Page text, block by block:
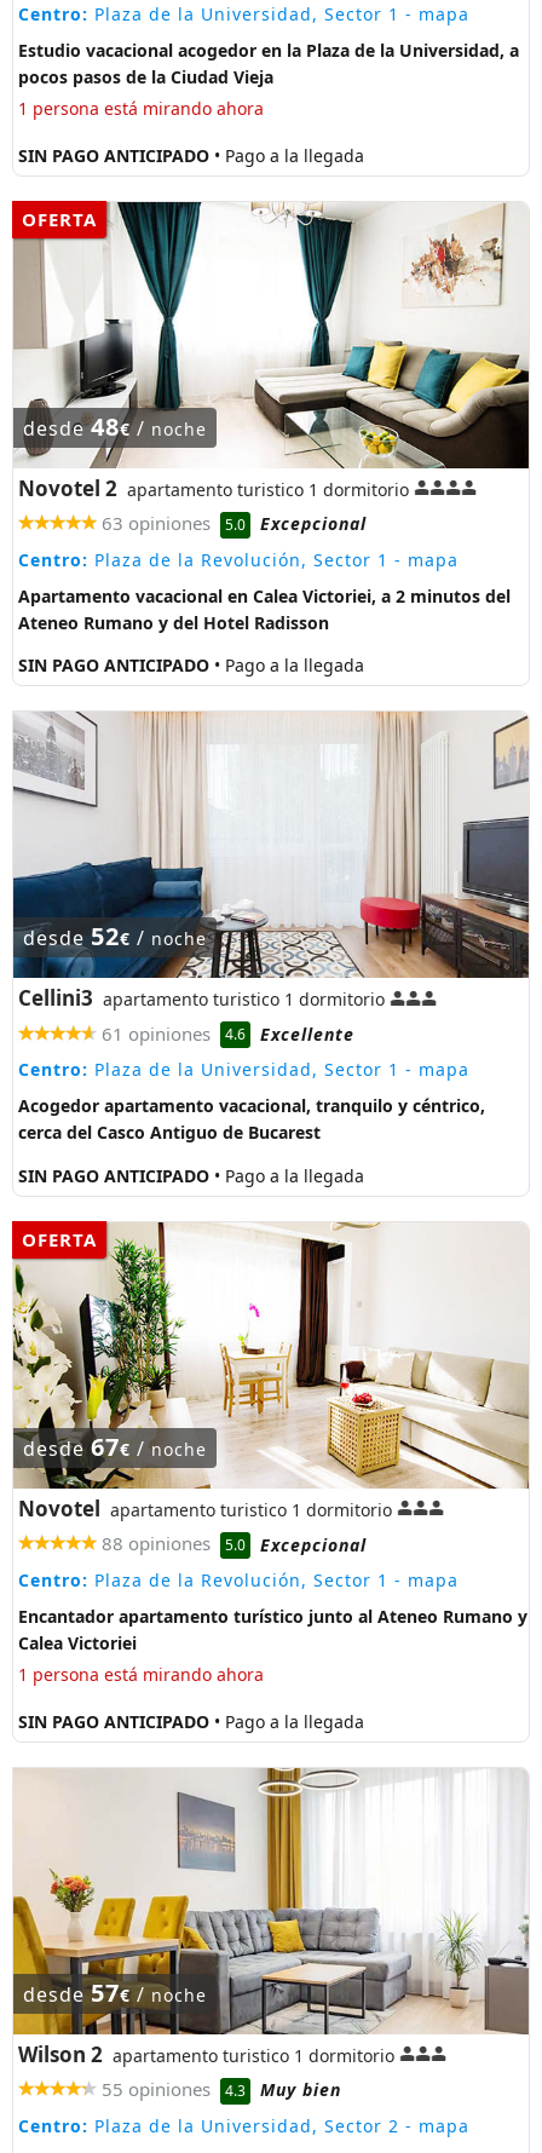
Centro: Plaza de la Universidad, Sector 1 - mapa
Estudio vacacional acogedor en la Plaza de la Universidad, a
pocos pasos de la Ciudad Vieja
1 persona está mirando ahora
SIN PAGO ANTICIPADO • Pago a la llegada
OFERTA
desde48€/ noche
Novotel 2 apartamento turistico 1 dormitorio
63 opiniones 5.0
Excepcional
Centro: Plaza de la Revolución, Sector 1 - mapa
Apartamento vacacional en Calea Victoriei, a 2 minutos del
Ateneo Rumano y del Hotel Radisson
SIN PAGO ANTICIPADO • Pago a la llegada
desde 52€ / noche
Cellini3 apartamento turistico 1 dormitorio
61 opiniones 4.6
Excellente
Centro: Plaza de la Universidad, Sector 1 - mapa
Acogedor apartamento vacacional, tranquilo y céntrico,
cerca del Casco Antiguo de Bucarest
SIN PAGO ANTICIPADO • Pago a la llegada
OFERTA
desde 67€/noche
Novotel apartamento turistico 1 dormitorio
88 opiniones 5.0
Excepcional
Centro: Plaza de la Revolución, Sector 1 - mapa
Encantador apartamento turístico junto al Ateneo Rumano y
Calea Victoriei
1 persona está mirando ahora
SIN PAGO ANTICIPADO • Pago a la llegada
desde57€/ noche
Wilson 2 apartamento turistico 1 dormitorio
55 opiniones 4.3
Muy bien
Centro: Plaza de la Universidad, Sector 2 - mapa